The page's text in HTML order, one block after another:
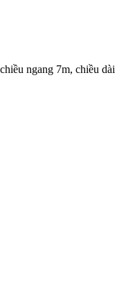
ngang 7m, chiều